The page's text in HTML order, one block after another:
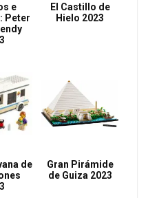
e
Peter
El Castillo de
Hielo 2023
de
Gran Pirámide
de Guiza 2023